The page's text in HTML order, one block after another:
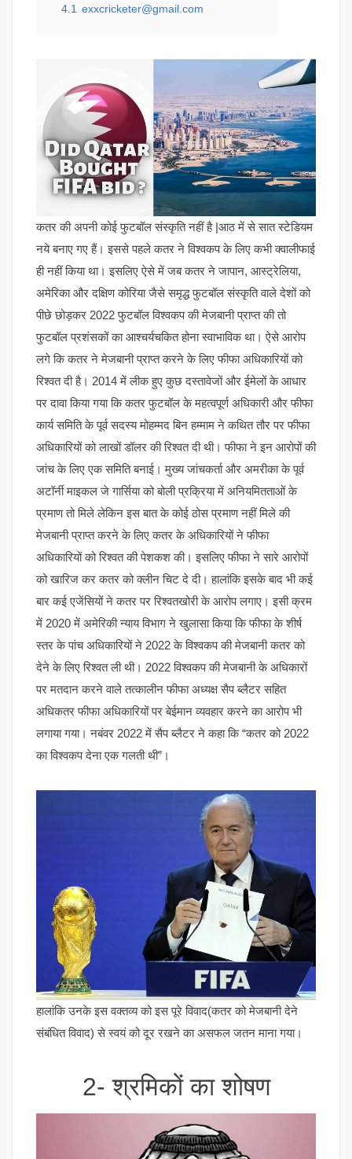
4.1 exxcricketer@gmail.com
कतर की अपनी कोई फुटबॉल संस्कृति नहीं है |आठ में से सात स्टेडियम
नये बनाए गए हैं। इससे पहले कतर ने विश्वकप के लिए कभी क्वालीफाई
ही नहीं किया था। इसलिए ऐसे में जब कतर ने जापान, आस्ट्रेलिया,
अमेरिका और दक्षिण कोरिया जैसे समृद्ध फुटबॉल संस्कृति वाले देशों को
पीछे छोड़कर 2022 फुटबॉल विश्वकप की मेजबानी प्राप्त की तो
फुटबॉल प्रशंसकों का आश्चर्यचकित होना स्वाभाविक था। ऐसे आरोप
लगे कि कतर ने मेजबानी प्राप्त करने के लिए फीफा अधिकारियों को
रिश्वत दी है। 2014 में लीक हुए कुछ दस्तावेजों और ईमेलों के आधार
पर दावा किया गया कि कतर फुटबॉल के महत्वपूर्ण अधिकारी और फीफा
कार्य समिति के पूर्व सदस्य मोहम्मद बिन हम्माम ने कथित तौर पर फीफा
अधिकारियों को लाखों डॉलर की रिश्वत दी थी। फीफा ने इन आरोपों की
जांच के लिए एक समिति बनाई। मुख्य जांचकर्ता और अमरीका के पूर्व
अटॉर्नी माइकल जे गार्सिया को बोली प्रक्रिया में अनियमितताओं के
प्रमाण तो मिले लेकिन इस बात के कोई ठोस प्रमाण नहीं मिले की
मेजबानी प्राप्त करने के लिए कतर के अधिकारियों ने फीफा
अधिकारियों को रिश्वत की पेशकश की। इसलिए फीफा ने सारे आरोपों
को खारिज कर कतर को क्लीन चिट दे दी। हालांकि इसके बाद भी कई
बार कई एजेंसियों ने कतर पर रिश्वतखोरी के आरोप लगाए। इसी क्रम
में 2020 में अमेरिकी न्याय विभाग ने खुलासा किया कि फीफा के शीर्ष
स्तर के पांच अधिकारियों ने 2022 के विश्वकप की मेजबानी कतर को
देने के लिए रिश्वत ली थी। 2022 विश्वकप की मेजबानी के अधिकारों
पर मतदान करने वाले तत्कालीन फीफा अध्यक्ष सैप ब्लैटर सहित
अधिकतर फीफा अधिकारियों पर बेईमान व्यवहार करने का आरोप भी
लगाया गया। नबंवर 2022 में सैप ब्लैटर ने कहा कि “कतर को 2022
का विश्वकप देना एक गलती थी”।
हालांकि उनके इस वक्तव्य को इस पूरे विवाद(कतर को मेजबानी देने
संबंधित विवाद) से स्वयं को दूर रखने का असफल जतन माना गया।
2- श्रमिकों का शोषण